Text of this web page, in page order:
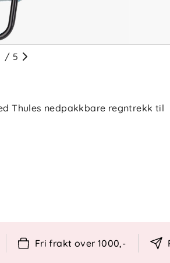
/ 5
Thules nedpakkbare regntrekk til
Fri frakt over 1000,-